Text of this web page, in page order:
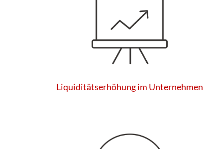
Liquiditätserhöhung im Unternehmen